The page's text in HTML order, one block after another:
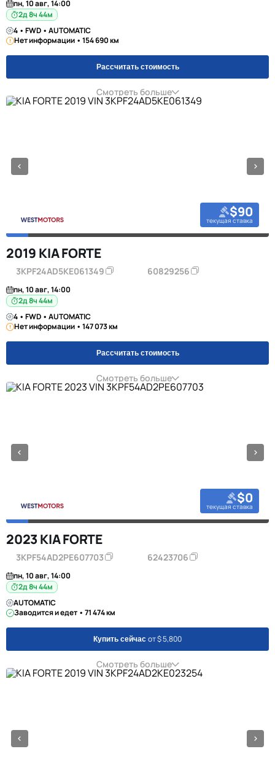
пн, 10 авг, 14:00
2д 8ч 44м
4 • FWD • AUTOMATIC
Нет информации • 154 690 км
Рассчитать стоимость
Смотреть больше
$90
текущая ставка
2019 KIA FORTE
3KPF24AD5KE061349 60829256
пн, 10 авг, 14:00
2д 8ч 44м
4 • FWD • AUTOMATIC
Нет информации • 147 073 км
Рассчитать стоимость
Смотреть больше
$0
текущая ставка
2023 KIA FORTE
3KPF54AD2PE607703 62423706
пн, 10 авг, 14:00
2д 8ч 44м
AUTOMATIC
Заводится и едет • 71 474 км
Купить сейчас от $ 5,800
Смотреть больше